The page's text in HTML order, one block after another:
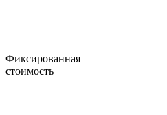
Фиксированная
стоимость